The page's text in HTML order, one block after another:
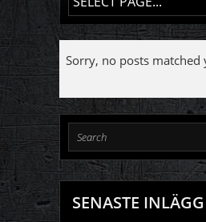
Sorry, no posts matched
SENASTE INLÄGG